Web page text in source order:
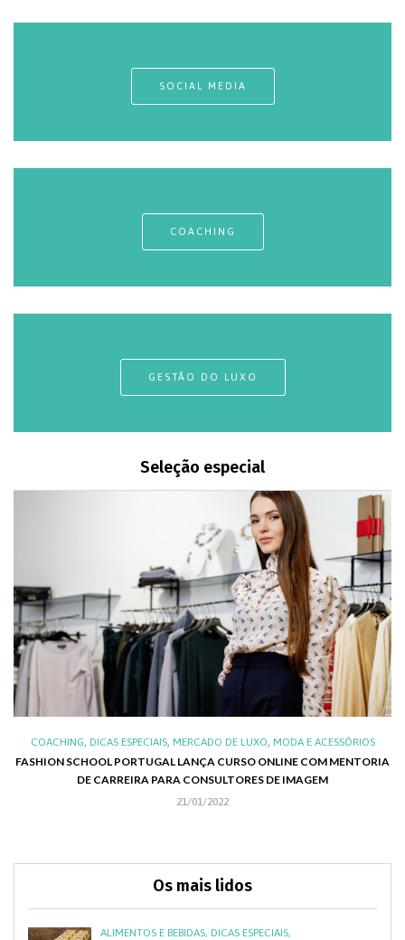
SOCIAL MEDIA
COACHING
GESTÃO DO LUXO
Seleção especial
COACHING, DICAS ESPECIAIS, MERCADO DE LUXO, MODA E ACESSÓRIOS
FASHION SCHOOL PORTUGAL LANÇA CURSO ONLINE COM MENTORIA
DE CARREIRA PARA CONSULTORES DE IMAGEM
21/01/2022
Os mais lidos
ALIMENTOS E BEBIDAS, DICAS ESPECIAIS,